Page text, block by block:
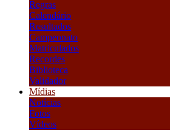
Regras
Calendário
Resultados
Campeonato
Matriculados
Recordes
Biblioteca
Validador
Mídias
Notícias
Fotos
Vídeos